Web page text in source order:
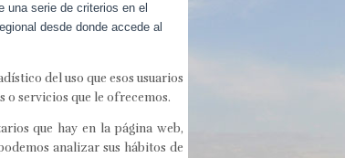
una serie de criterios en el
desde donde accede al
del uso que esos usuarios
o servicios que le ofrecemos.
que hay en la página web,
analizar sus hábitos de